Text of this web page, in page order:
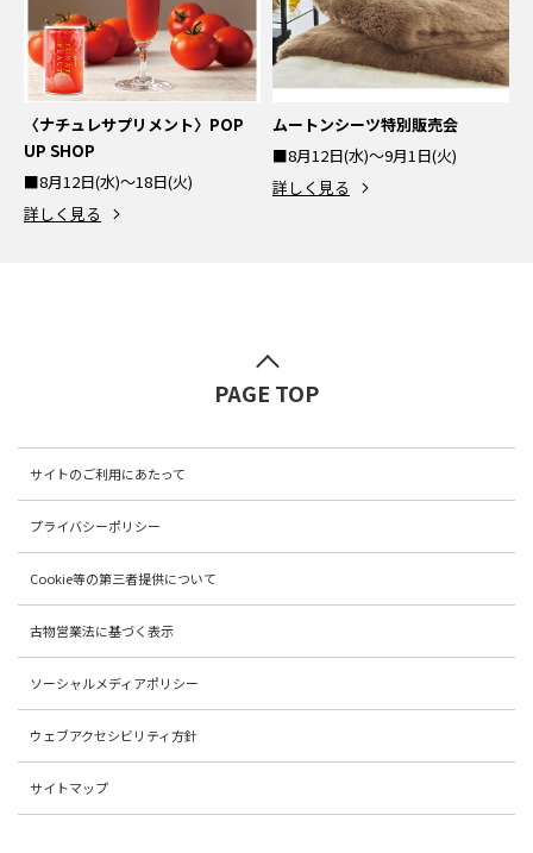
〈ナチュレサプリメント〉POP
UP SHOP
■8月12日(水)～18日(火)
詳しく見る
ムートンシーツ特別販売会
■8月12日(水)～9月1日(火)
詳しく見る
PAGE TOP
サイトのご利用にあたって
プライバシーポリシー
Cookie等の第三者提供について
古物営業法に基づく表示
ソーシャルメディアポリシー
ウェブアクセシビリティ方針
サイトマップ